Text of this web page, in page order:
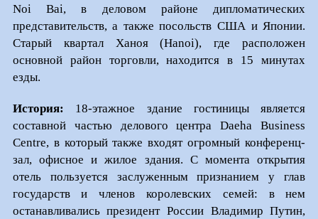
Noi Bai, в деловом районе дипломатических
представительств, а также посольств США и Японии.
Старый квартал Ханоя (Hanoi), где расположен
основной район торговли, находится в 15 минутах
езды.
История: 18-этажное здание гостиницы является
составной частью делового центра Daeha Business
Centre, в который также входят огромный конференц-
зал, офисное и жилое здания. С момента открытия
отель пользуется заслуженным признанием у глав
государств и членов королевских семей: в нем
останавливались президент России Владимир Путин,